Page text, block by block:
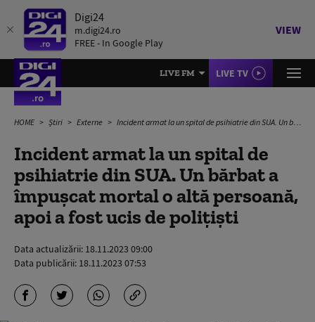
Digi24
m.digi24.ro
FREE - In Google Play
VIEW
LIVE FM LIVE TV
HOME Știri Externe Incident armat la un spital de psihiatrie din SUA. Un bărbat a împuşcat mortal o altă persoană, apoi a fost ucis de polițiști
Incident armat la un spital de
psihiatrie din SUA. Un bărbat a
împuşcat mortal o altă persoană,
apoi a fost ucis de polițiști
Data actualizării: 18.11.2023 09:00
Data publicării: 18.11.2023 07:53